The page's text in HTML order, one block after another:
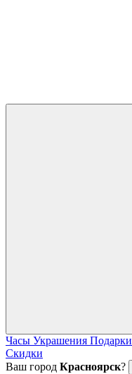
Часы Украшения Подарки
Скидки
Ваш город Красноярск?